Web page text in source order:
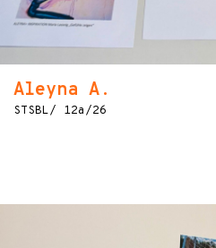
Aleyna A.
STSBL/ 12a/26